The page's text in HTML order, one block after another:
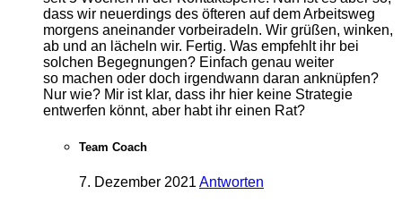
dass wir neuerdings des öfteren auf dem Arbeitsweg
morgens aneinander vorbeiradeln. Wir grüßen, winken,
ab und an lächeln wir. Fertig. Was empfehlt ihr bei
solchen Begegnungen? Einfach genau weiter
so machen oder doch irgendwann daran anknüpfen?
Nur wie? Mir ist klar, dass ihr hier keine Strategie
entwerfen könnt, aber habt ihr einen Rat?
Team Coach
7. Dezember 2021 Antworten